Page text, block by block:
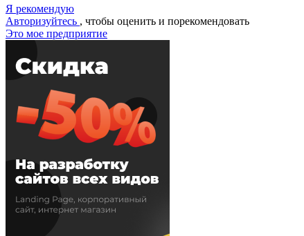
Я рекомендую
Авторизуйтесь , чтобы оценить и порекомендовать
Это мое предприятие